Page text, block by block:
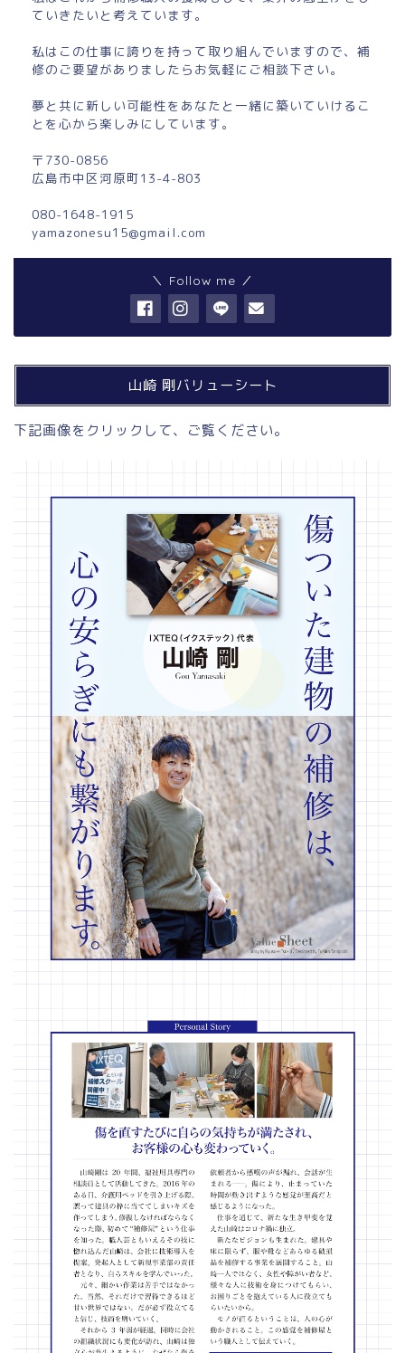
ていきたいと考えています。
私はこの仕事に誇りを持って取り組んでいますので、補
修のご要望がありましたらお気軽にご相談下さい。
夢と共に新しい可能性をあなたと一緒に築いていけるこ
とを心から楽しみにしています。
〒730-0856
広島市中区河原町13-4-803
080-1648-1915
yamazonesu15@gmail.com
＼ Follow me ／
山崎 剛バリューシート
下記画像をクリックして、ご覧ください。